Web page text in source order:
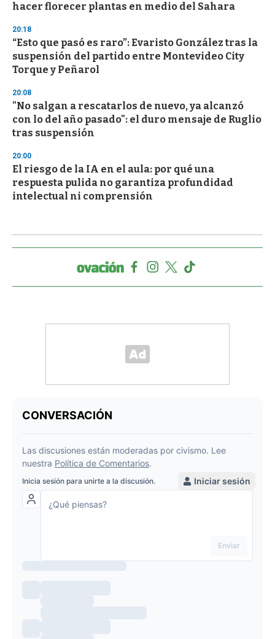
hacer florecer plantas en medio del Sahara
20:18
“Esto que pasó es raro”: Evaristo González tras la
suspensión del partido entre Montevideo City
Torque y Peñarol
20:08
"No salgan a rescatarlos de nuevo, ya alcanzó
con lo del año pasado": el duro mensaje de Ruglio
tras suspensión
20:00
El riesgo de la IA en el aula: por qué una
respuesta pulida no garantiza profundidad
intelectual ni comprensión